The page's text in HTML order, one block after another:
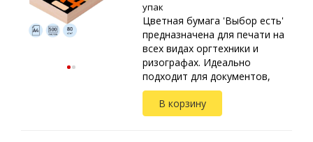
упак
Цветная бумага 'Выбор есть'
предназначена для печати на
всех видах оргтехники и
ризографах. Идеально
подходит для документов,
презентаций, рекламных
материалов, открыток.
Упакована в прозрачные
В корзину